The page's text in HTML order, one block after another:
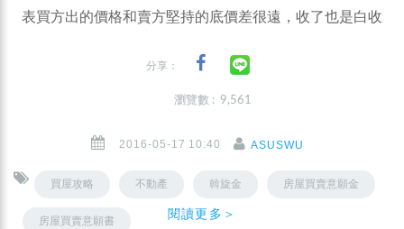
表買方出的價格和賣方堅持的底價差很遠，收了也是白收
分享：
瀏覽數 : 9,561
2016-05-17 10:40 ASUSWU
買屋攻略 不動產 斡旋金 房屋買賣意願金
房屋買賣意願書 閱讀更多＞